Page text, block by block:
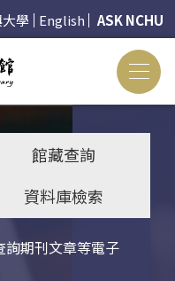
學 English ASK NCHU
館藏查詢
資料庫檢索
詢期刊文章等電子